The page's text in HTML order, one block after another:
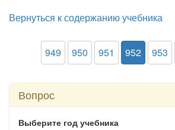
Вернуться к содержанию учебника
949 950 951 952 953
Вопрос
Выберите год учебника